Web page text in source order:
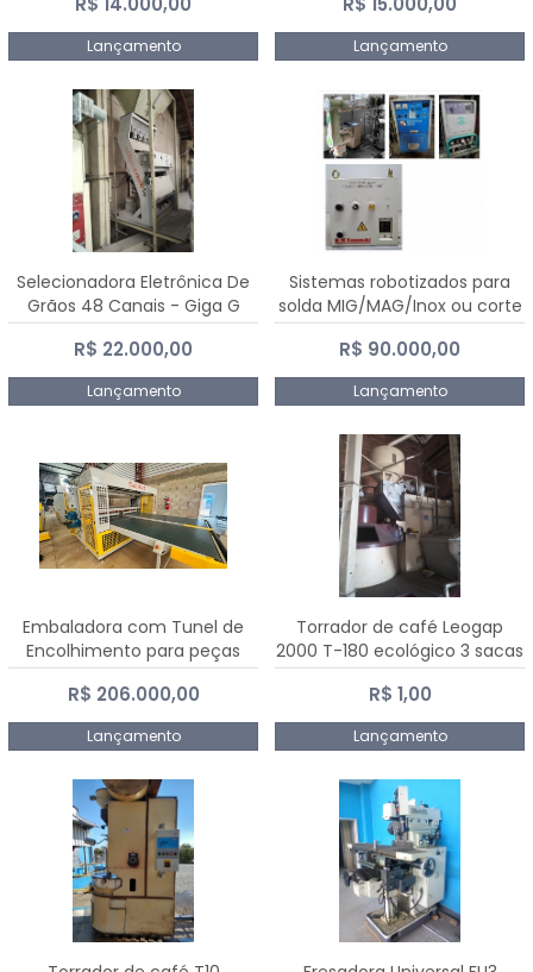
Lançamento Lançamento
Selecionadora Eletrônica De
Grãos 48 Canais - Giga G
10000
R$ 22.000,00
Lançamento
Sistemas robotizados para
solda MIG/MAG/Inox ou corte
plasma
R$ 90.000,00
Lançamento
Embaladora com Tunel de
Encolhimento para peças
grandes portas janelas -
Dalmak
R$ 206.000,00
Lançamento
Torrador de café Leogap
2000 T-180 ecológico 3 sacas
de carga 540 kg/h
R$ 1,00
Lançamento